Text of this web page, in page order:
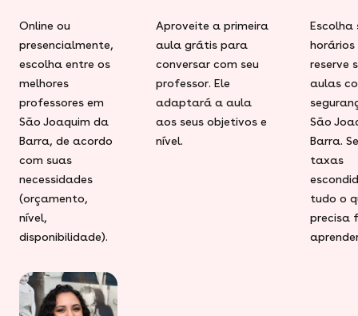
Online ou
presencialmente,
escolha entre os
melhores
professores em
São Joaquim da
Barra, de acordo
com suas
necessidades
(orçamento,
nível,
disponibilidade).
Aproveite a primeira
aula grátis para
conversar com seu
professor. Ele
adaptará a aula
aos seus objetivos e
nível.
Escolha
horários
reserve
aulas
São
Barra.
taxas
tudo o
precisa